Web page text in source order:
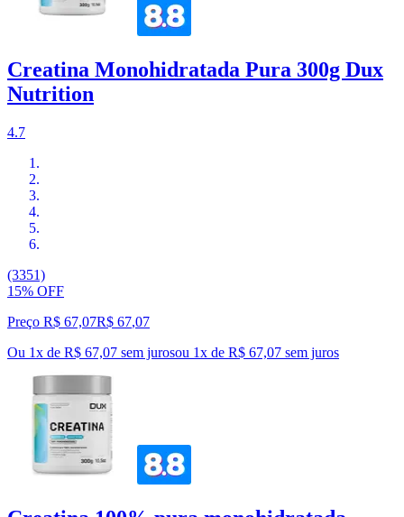
Creatina Monohidratada Pura 300g Dux
Nutrition
4.7
(3351)
15% OFF
Preço R$ 67,07R$ 67,07
Ou 1x de R$ 67,07 sem jurosou 1x de R$ 67,07 sem juros